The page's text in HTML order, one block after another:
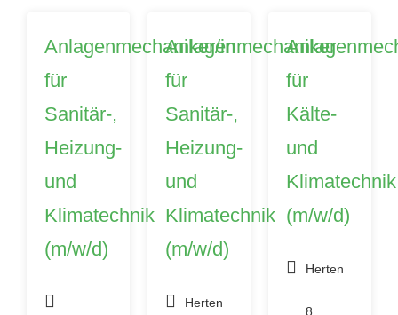
Anlagenmechaniker/in
für
Sanitär-,
Heizung-
und
Klimatechnik
(m/w/d)
Anlagenmechaniker
für
Sanitär-,
Heizung-
und
Klimatechnik
(m/w/d)
Herten
für
Kälte-
und
Klimatechnik
(m/w/d)
Herten
8.